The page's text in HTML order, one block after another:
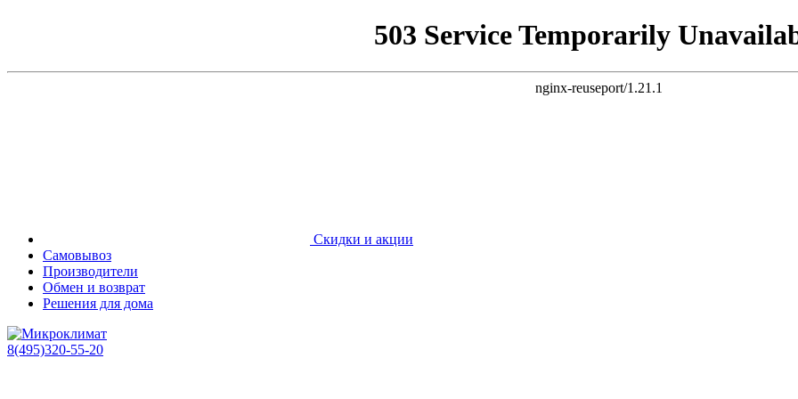
503 Service Temporarily
nginx-reuseport/1.21.1
Скидки и акции
Самовывоз
Производители
Обмен и возврат
Решения для дома
8(495)320-55-20